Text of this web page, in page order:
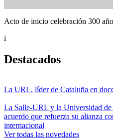
Acto de inicio celebración 300
i
Destacados
La URL, líder de Cataluña en
La Salle-URL y la Universidad
acuerdo que refuerza su alianza
internacional
Ver todas las novedades